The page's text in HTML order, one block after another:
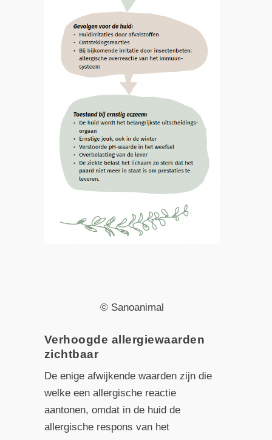
© Sanoanimal
Verhoogde allergiewaarden
zichtbaar
De enige afwijkende waarden zijn die
welke een allergische reactie
aantonen, omdat in de huid de
allergische respons van het